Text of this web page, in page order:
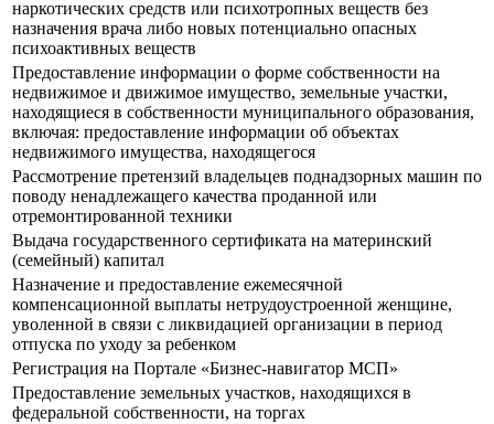
наркотических средств или психотропных веществ без
назначения врача либо новых потенциально опасных
психоактивных веществ
Предоставление информации о форме собственности на
недвижимое и движимое имущество, земельные участки,
находящиеся в собственности муниципального образования,
включая: предоставление информации об объектах
недвижимого имущества, находящегося
Рассмотрение претензий владельцев поднадзорных машин по
поводу ненадлежащего качества проданной или
отремонтированной техники
Выдача государственного сертификата на материнский
(семейный) капитал
Назначение и предоставление ежемесячной
компенсационной выплаты нетрудоустроенной женщине,
уволенной в связи с ликвидацией организации в период
отпуска по уходу за ребенком
Регистрация на Портале «Бизнес-навигатор МСП»
Предоставление земельных участков, находящихся в
федеральной собственности, на торгах